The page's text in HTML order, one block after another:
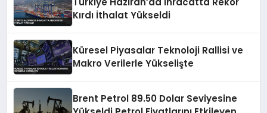
Kırdı İthalat Yükseldi
Küresel Piyasalar Teknoloji Rallisi ve
Makro Verilerle Yükselişte
Brent Petrol 89.50 Dolar Seviyesine